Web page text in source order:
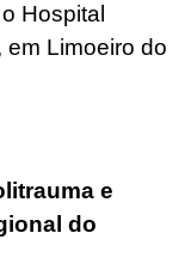
Hospital
em Limoeiro do
e
do